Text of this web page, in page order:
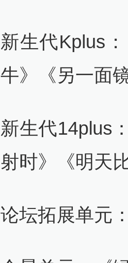
新生代Kplus
牛》《另一面
新生代14plus
射时》《明天
论坛拓展单元